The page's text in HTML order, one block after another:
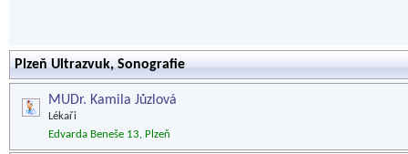
Plzeň Ultrazvuk, Sonografie
MUDr. Kamila Jůzlová
Lékaři
Edvarda Beneše 13, Plzeň